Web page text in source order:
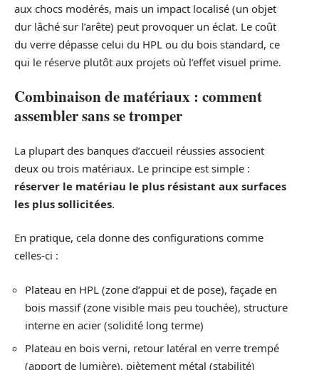
aux chocs modérés, mais un impact localisé (un objet
dur lâché sur l’arête) peut provoquer un éclat. Le coût
du verre dépasse celui du HPL ou du bois standard, ce
qui le réserve plutôt aux projets où l’effet visuel prime.
Combinaison de matériaux : comment
assembler sans se tromper
La plupart des banques d’accueil réussies associent
deux ou trois matériaux. Le principe est simple :
réserver le matériau le plus résistant aux surfaces
les plus sollicitées.
En pratique, cela donne des configurations comme
celles-ci :
Plateau en HPL (zone d’appui et de pose), façade en
bois massif (zone visible mais peu touchée), structure
interne en acier (solidité long terme)
Plateau en bois verni, retour latéral en verre trempé
(apport de lumière), piètement métal (stabilité)